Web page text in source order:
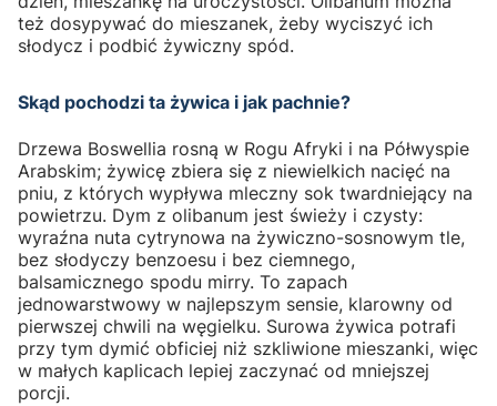
też dosypywać do mieszanek, żeby wyciszyć ich
słodycz i podbić żywiczny spód.
Skąd pochodzi ta żywica i jak pachnie?
Drzewa Boswellia rosną w Rogu Afryki i na Półwyspie
Arabskim; żywicę zbiera się z niewielkich nacięć na
pniu, z których wypływa mleczny sok twardniejący na
powietrzu. Dym z olibanum jest świeży i czysty:
wyraźna nuta cytrynowa na żywiczno-sosnowym tle,
bez słodyczy benzoesu i bez ciemnego,
balsamicznego spodu mirry. To zapach
jednowarstwowy w najlepszym sensie, klarowny od
pierwszej chwili na węgielku. Surowa żywica potrafi
przy tym dymić obficiej niż szkliwione mieszanki, więc
w małych kaplicach lepiej zaczynać od mniejszej
porcji.